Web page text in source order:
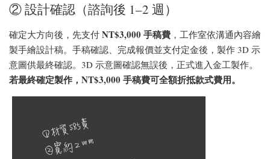
② 設計確認（諮詢後 1–2 週）
確定大方向後，先支付 NT$3,000 手稿費 ，工作室依溝通內容繪
製手繪設計稿。手稿確認、完成報價並支付定金後，製作 3D 示
意圖供最終確認。3D 示意圖確認無誤後，正式進入金工製作。
若最終確定製作，NT$3,000 手稿費可全額折抵款式費用。